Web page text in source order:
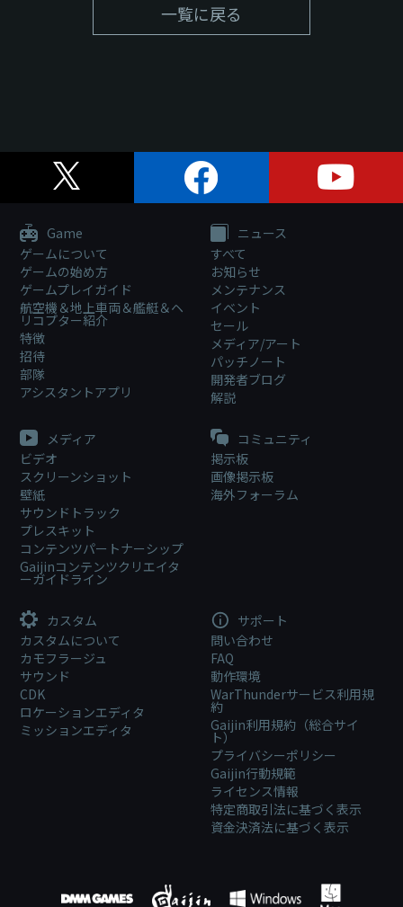
一覧に戻る
Game
ゲームについて
ゲームの始め方
ゲームプレイガイド
航空機＆地上車両＆艦艇＆ヘ
リコプター紹介
特徴
招待
部隊
アシスタントアプリ
ニュース
すべて
お知らせ
メンテナンス
イベント
セール
メディア/アート
パッチノート
開発者ブログ
解説
メディア
ビデオ
スクリーンショット
壁紙
サウンドトラック
プレスキット
コンテンツパートナーシップ
Gaijinコンテンツクリエイタ
ーガイドライン
コミュニティ
掲示板
画像掲示板
海外フォーラム
カスタム
カスタムについて
カモフラージュ
サウンド
CDK
ロケーションエディタ
ミッションエディタ
サポート
問い合わせ
FAQ
動作環境
WarThunderサービス利用規
約
Gaijin利用規約（総合サイ
ト）
プライバシーポリシー
Gaijin行動規範
ライセンス情報
特定商取引法に基づく表示
資金決済法に基づく表示